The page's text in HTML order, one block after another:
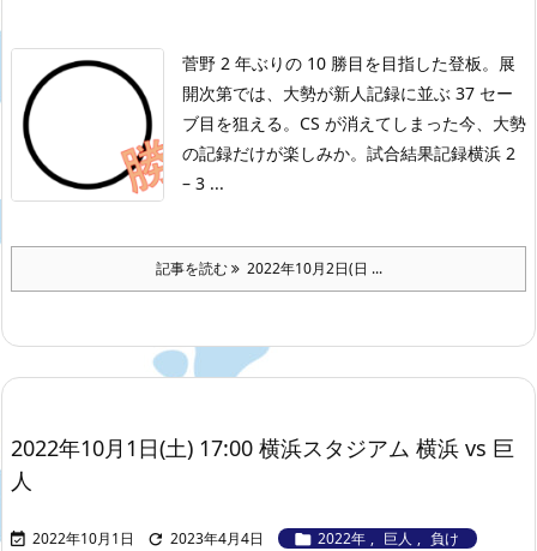
菅野 2 年ぶりの 10 勝目を目指した登板。展
開次第では、大勢が新人記録に並ぶ 37 セー
ブ目を狙える。 CS が消えてしまった今、大勢
の記録だけが楽しみか。 試合結果記録横浜 2
– 3 ...
記事を読む 2022年10月2日(日 ...
2022年10月1日(土) 17:00 横浜スタジアム 横浜 vs 巨
人
 2022年10月1日  2023年4月4日  2022年 , 巨人 , 負け